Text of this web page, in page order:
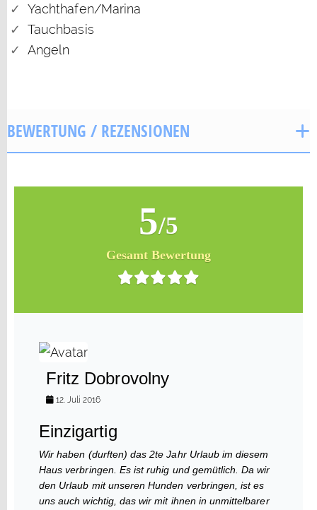
Yachthafen/Marina
Tauchbasis
Angeln
BEWERTUNG / REZENSIONEN
5/5
Gesamt Bewertung
Fritz Dobrovolny
12. Juli 2016
Einzigartig
Wir haben (durften) das 2te Jahr Urlaub im diesem
Haus verbringen. Es ist ruhig und gemütlich. Da wir
den Urlaub mit unseren Hunden verbringen, ist es
uns auch wichtig, das wir mit ihnen in unmittelbarer